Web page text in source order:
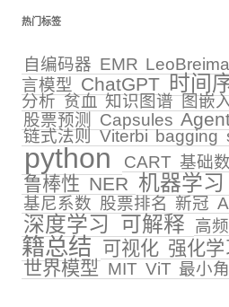
热门标签
自编码器 EMR
言模型 ChatGPT 时间
分析贫血知识图谱图嵌
股票预测
Capsules
链式法则Viterbibagging
python CART 基础
鲁棒性 NER 机器学习
基尼系数 股票排名 新冠
深度学习 可解释 高
籍总结
可视化 强化学
世界模型 MIT ViT 最小